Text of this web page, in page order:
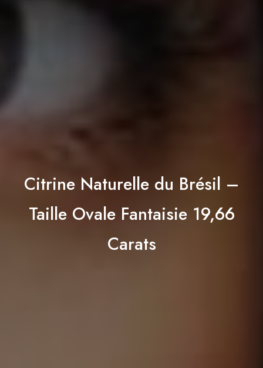
Citrine Naturelle du Brésil –
Taille Ovale Fantaisie 19,66
Carats